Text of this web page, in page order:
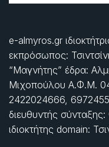
e-almyros.gr
εκπρόσωπος:
“Μαγνήτης” έδρα:
Μιχοπούλου Α.Φ.Μ.
2422024666,
διευθυντής
ιδιοκτήτης domain: